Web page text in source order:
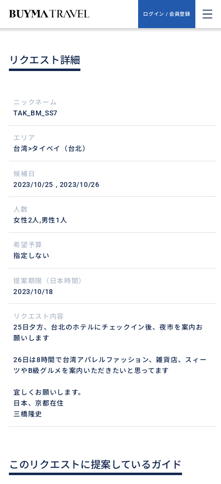
ログイン / 会員登録
リクエスト詳細
ニックネーム
TAK_BM_SS7
エリア
台湾>タイペイ（台北）
候補日
2023/10/25
2023/10/26
人数
女性2人,男性1人
希望予算
指定しない
提案期限（日本時間）
2023/10/18
リクエスト内容
25日夕方、台北のホテルにチェックイン後、夜市を案内お
願いします
26日は8時間で台湾アパレルファッション、雑貨店、スィー
ツやB級グルメを案内いただきたいと思ってます
宜しくお願いします。
日本、京都在住
三橋隆史
このリクエストに提案しているガイド